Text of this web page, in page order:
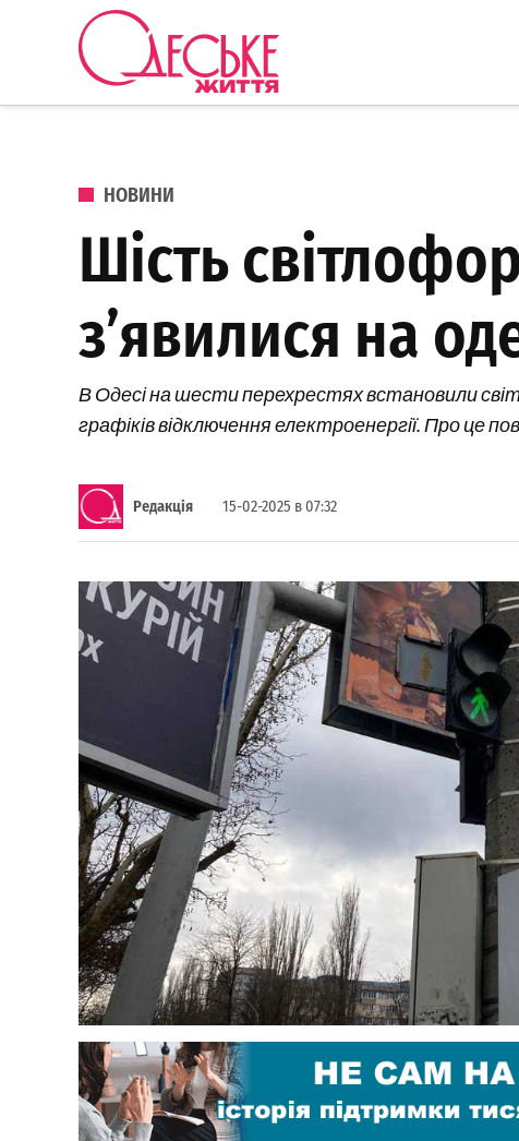
Перейти до вмісту
ОПУБЛІКОВАНО В
НОВИНИ
Шість
з’явилися на
В Одесі на шести перехрестях встановили
графіків відключення електроенергії. Про це
Редакція 15-02-2025 в 07:32